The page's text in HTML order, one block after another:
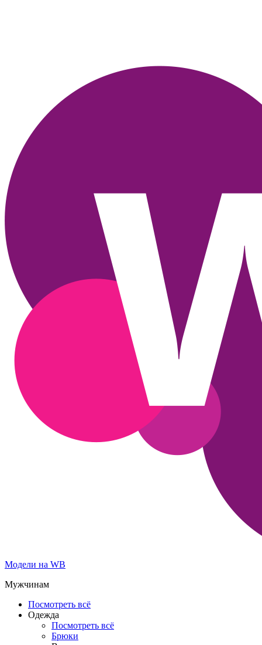
Модели на WB
Мужчинам
Посмотреть всё
Одежда
Посмотреть всё
Брюки